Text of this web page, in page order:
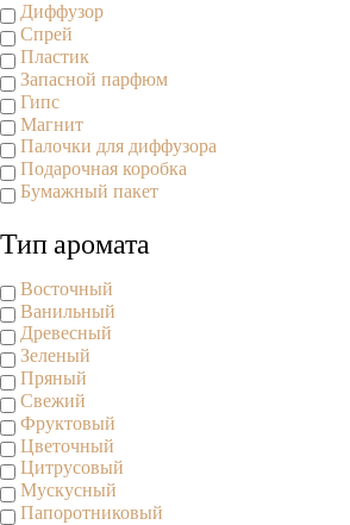
Диффузор
Спрей
Пластик
Запасной парфюм
Гипс
Магнит
Палочки для диффузора
Подарочная коробка
Бумажный пакет
Тип аромата
Восточный
Ванильный
Древесный
Зеленый
Пряный
Свежий
Фруктовый
Цветочный
Цитрусовый
Мускусный
Папоротниковый